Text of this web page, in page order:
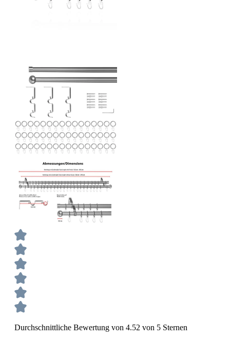
Durchschnittliche Bewertung von 4.52 von 5 Sternen